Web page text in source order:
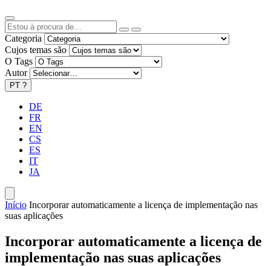
Categoria
Cujos temas são
O Tags
Autor
PT ?
DE
FR
EN
CS
ES
IT
JA
Início Incorporar automaticamente a licença de implementação nas
suas aplicações
Incorporar automaticamente a licença de
implementação nas suas aplicações